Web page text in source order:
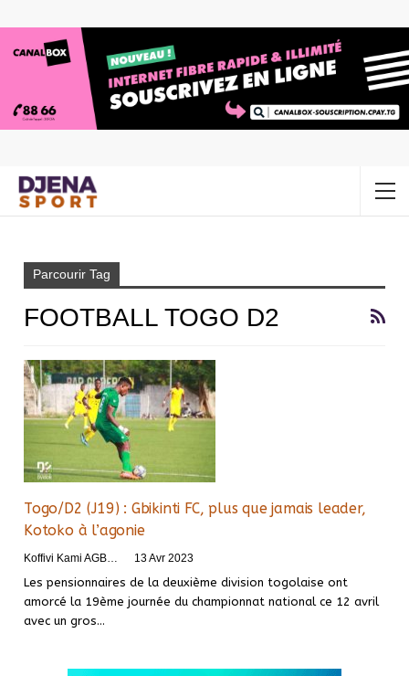
Parcourir Tag
FOOTBALL TOGO D2
Togo/D2 (J19) : Gbikinti FC, plus que jamais leader,
Kotoko à l’agonie
Koffivi Kami AGBETOU 13 Avr 2023
Les pensionnaires de la deuxième division togolaise ont
amorcé la 19ème journée du championnat national ce 12 avril
avec un gros…